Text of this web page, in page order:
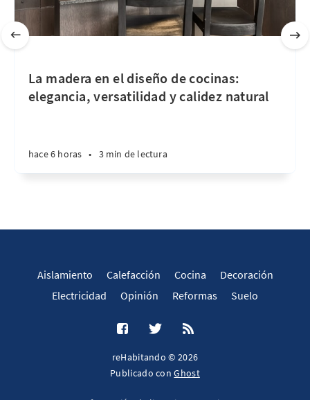
La madera en el diseño de cocinas:
elegancia, versatilidad y calidez natural
hace 6 horas • 3 min de lectura
Aislamiento Calefacción Cocina
Decoración
Electricidad
Opinión Reformas Suelo
reHabitando © 2026
Publicado conGhost